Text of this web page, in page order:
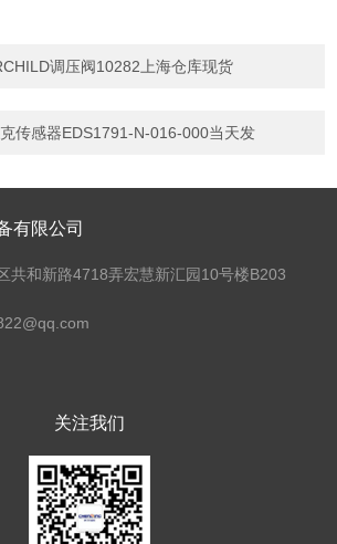
调压阀10282上海仓库现货
传感器EDS1791-N-016-000当天发
有限公司
共和新路4718弄宏慧新汇园10号楼B203
关注我们